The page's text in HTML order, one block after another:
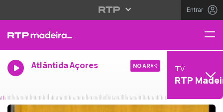
Entrar
Atlântida Açores NO AR TV
RTP